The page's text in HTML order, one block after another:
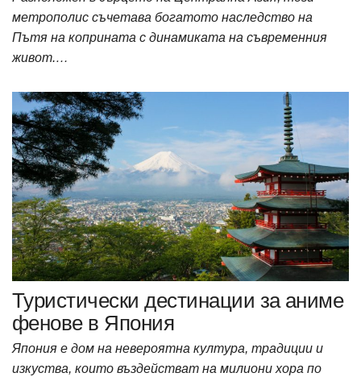
метрополис съчетава богатото наследство на
Пътя на коприната с динамиката на съвременния
живот.…
Туристически дестинации за аниме
фенове в Япония
Япония е дом на невероятна култура, традиции и
изкуства, които въздействат на милиони хора по